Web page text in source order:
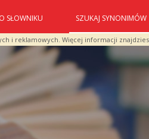
i reklamowych. Więcej informacji
O SŁOWNIKU SZUKAJ SYNONIMÓW